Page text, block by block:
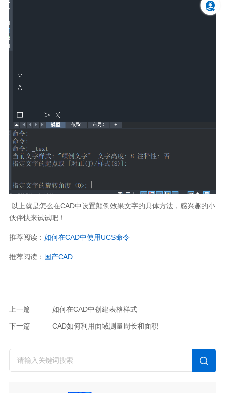
以上就是怎么在CAD中设置颠倒效果文字的具体方法，感兴趣的小
伙伴快来试试吧！
推荐阅读： 如何在CAD中使用UCS命令
推荐阅读： 国产CAD
上一篇 如何在CAD中创建表格样式
下一篇 CAD如何利用面域测量周长和面积